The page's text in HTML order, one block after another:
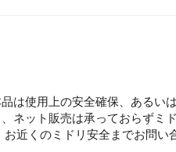
は使用上の安全確保、あるい
ネット販売は承っておらずミ
お近くのミドリ安全までお問い